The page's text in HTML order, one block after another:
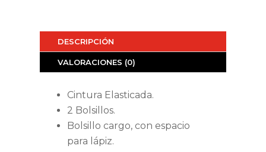
DESCRIPCIÓN
VALORACIONES (0)
Cintura Elasticada.
2 Bolsillos.
Bolsillo cargo, con espacio
para lápiz.